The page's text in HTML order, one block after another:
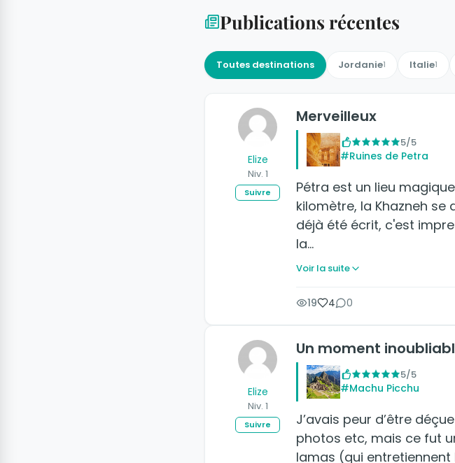
Publications récentes
Toutes destinations Jordanie1 Italie1
Elize
Niv. 1
Suivre
Merveilleux
5/5
#Ruines de Petra
Pétra est un lieu
kilomètre, la Khazneh
déjà été écrit, c'est
la…
Voir la suite
19 4 0
Elize
Niv. 1
Suivre
Un moment
5/5
#Machu Picchu
J’avais peur d’être
photos etc, mais ce fut
lamas (qui entretiennent